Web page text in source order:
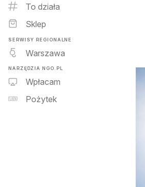
To działa
Sklep
SERWISY REGIONALNE
Warszawa
NARZĘDZIA NGO.PL
Wpłacam
Pożytek